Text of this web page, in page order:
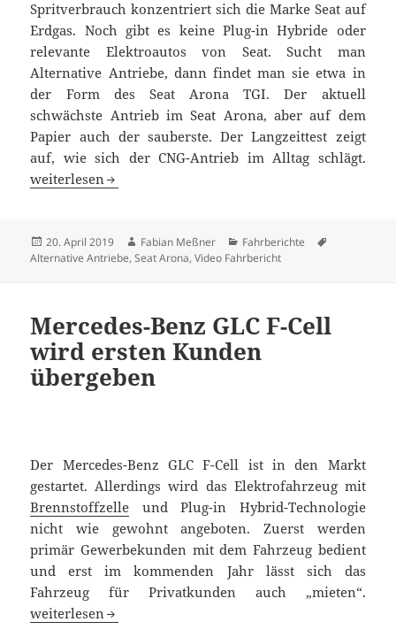
Spritverbrauch konzentriert sich die Marke Seat auf
Erdgas. Noch gibt es keine Plug-in Hybride oder
relevante Elektroautos von Seat. Sucht man
Alternative Antriebe, dann findet man sie etwa in
der Form des Seat Arona TGI. Der aktuell
schwächste Antrieb im Seat Arona, aber auf dem
Papier auch der sauberste. Der Langzeittest zeigt
auf, wie sich der CNG-Antrieb im Alltag schlägt.
Fahrbericht: Seat Arona TGI Alltagstest
weiterlesen
Veröffentlicht
am
20. April 2019 Autor
Fabian Meßner Kategorien
Fahrberichte
Alternative Antriebe,Seat Arona,Video Fahrbericht
Mercedes-Benz GLC F-Cell
wird ersten Kunden
übergeben
Der Mercedes-Benz GLC F-Cell ist in den Markt
gestartet. Allerdings wird das Elektrofahrzeug mit
Brennstoffzelle und Plug-in Hybrid-Technologie
nicht wie gewohnt angeboten. Zuerst werden
primär Gewerbekunden mit dem Fahrzeug bedient
und erst im kommenden Jahr lässt sich das
Fahrzeug für Privatkunden auch „mieten“.
Mercedes-Benz GLC F-Cell wird ersten Kunden
weiterlesen